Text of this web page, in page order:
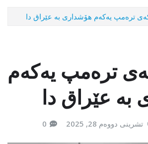
ترەمپ یەکەم هۆشداری بە عێراق دا
ترەمپ یەکەم
عێراق دا
تشرینی دووەم 28, 2025 0